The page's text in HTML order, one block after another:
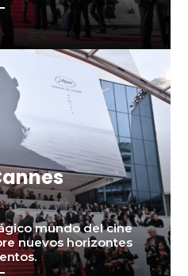
mundo del cine
nuevos horizontes